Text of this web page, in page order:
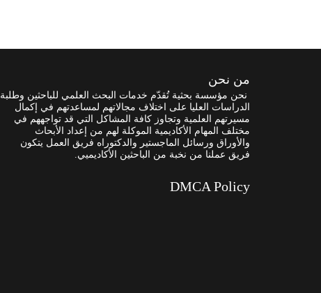
من نحن
نحن مؤسسة بحثية تُقدّم خدمات البحث العلمي للباحثين وطلبة
الدراسات العليا على اختلاف مجالاتهم لمساعدتهم في إكمال
مسيرتهم العلمية وتجاوز كافة المشاكل التي قد تواجههم في
مختلف المهام الأكاديمية الموكلة لهم من إعداد الأبحاث
والأوراق ورسائل الماجستير والدكتوراه فريق العمل يتكون
فريق عملنا من نخبة من الباحثين الأكاديميي.
DMCA Policy